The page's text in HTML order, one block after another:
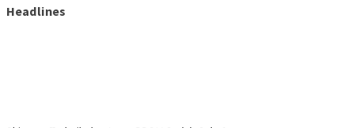
Headlines